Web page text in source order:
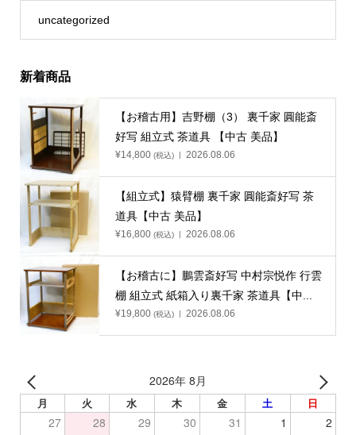
uncategorized
新着商品
【お稽古用】吉野棚（3） 裏千家 圓能斎
好写 組立式 茶道具 【中古 美品】
¥14,800 (税込) 2026.08.06
【組立式】猿臂棚 裏千家 圓能斎好写 茶
道具【中古 美品】
¥16,800 (税込) 2026.08.06
【お稽古に】鵬雲斎好写 中村宗悦作 行雲
棚 組立式 紙箱入り裏千家 茶道具【中...
¥19,800 (税込) 2026.08.06
2026年 8月
月 火 水 木 金 土 日
27 28 29 30 31 1 2